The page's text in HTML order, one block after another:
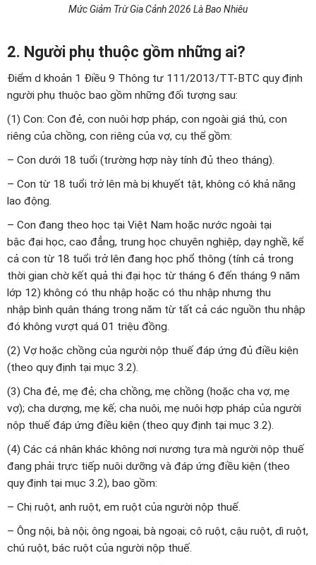
Mức Giảm Trừ Gia Cảnh 2026 Là Bao Nhiêu
2. Người phụ thuộc gồm những ai?
Điểm d khoản 1 Điều 9 Thông tư 111/2013/TT-BTC quy định
người phụ thuộc bao gồm những đối tượng sau:
(1) Con: Con đẻ, con nuôi hợp pháp, con ngoài giá thú, con
riêng của chồng, con riêng của vợ, cụ thể gồm:
– Con dưới 18 tuổi (trường hợp này tính đủ theo tháng).
– Con từ 18 tuổi trở lên mà bị khuyết tật, không có khả năng
lao động.
– Con đang theo học tại Việt Nam hoặc nước ngoài tại
bậc đại học, cao đẳng, trung học chuyên nghiệp, dạy nghề, kể
cả con từ 18 tuổi trở lên đang học phổ thông (tính cả trong
thời gian chờ kết quả thi đại học từ tháng 6 đến tháng 9 năm
lớp 12) không có thu nhập hoặc có thu nhập nhưng thu
nhập bình quân tháng trong năm từ tất cả các nguồn thu nhập
đó không vượt quá 01 triệu đồng.
(2) Vợ hoặc chồng của người nộp thuế đáp ứng đủ điều kiện
(theo quy định tại mục 3.2).
(3) Cha đẻ, mẹ đẻ; cha chồng, mẹ chồng (hoặc cha vợ, mẹ
vợ); cha dượng, mẹ kế; cha nuôi, mẹ nuôi hợp pháp của người
nộp thuế đáp ứng điều kiện (theo quy định tại mục 3.2).
(4) Các cá nhân khác không nơi nương tựa mà người nộp thuế
đang phải trực tiếp nuôi dưỡng và đáp ứng điều kiện (theo
quy định tại mục 3.2), bao gồm:
– Chị ruột, anh ruột, em ruột của người nộp thuế.
– Ông nội, bà nội; ông ngoại, bà ngoại; cô ruột, cậu ruột, dì ruột,
chú ruột, bác ruột của người nộp thuế.